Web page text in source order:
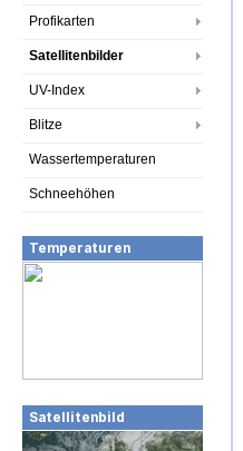
Profikarten
Satellitenbilder
UV-Index
Blitze
Wassertemperaturen
Schneehöhen
Temperaturen
Satellitenbild